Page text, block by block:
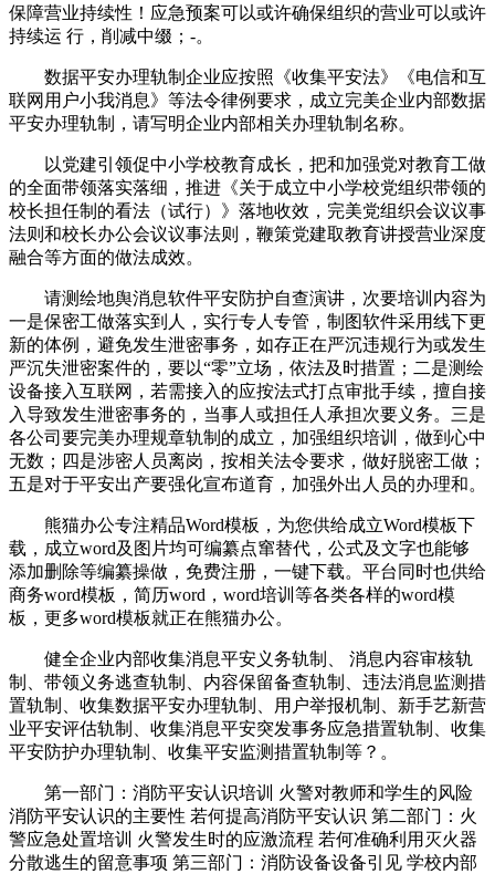
保障营业持续性！应急预案可以或许确保组织的营业可以或许
持续运 行，削减中缀；-。
数据平安办理轨制企业应按照《收集平安法》《电信和互
联网用户小我消息》等法令律例要求，成立完美企业内部数据
平安办理轨制，请写明企业内部相关办理轨制名称。
以党建引领促中小学校教育成长，把和加强党对教育工做
的全面带领落实落细，推进《关于成立中小学校党组织带领的
校长担任制的看法（试行）》落地收效，完美党组织会议议事
法则和校长办公会议议事法则，鞭策党建取教育讲授营业深度
融合等方面的做法成效。
请测绘地舆消息软件平安防护自查演讲，次要培训内容为
一是保密工做落实到人，实行专人专管，制图软件采用线下更
新的体例，避免发生泄密事务，如存正在严沉违规行为或发生
严沉失泄密案件的，要以“零”立场，依法及时措置；二是测绘
设备接入互联网，若需接入的应按法式打点审批手续，擅自接
入导致发生泄密事务的，当事人或担任人承担次要义务。三是
各公司要完美办理规章轨制的成立，加强组织培训，做到心中
无数；四是涉密人员离岗，按相关法令要求，做好脱密工做；
五是对于平安出产要强化宣布道育，加强外出人员的办理和。
熊猫办公专注精品Word模板，为您供给成立Word模板下
载，成立word及图片均可编纂点窜替代，公式及文字也能够
添加删除等编纂操做，免费注册，一键下载。平台同时也供给
商务word模板，简历word，word培训等各类各样的word模
板，更多word模板就正在熊猫办公。
健全企业内部收集消息平安义务轨制、 消息内容审核轨
制、带领义务逃查轨制、内容保留备查轨制、违法消息监测措
置轨制、收集数据平安办理轨制、用户举报机制、新手艺新营
业平安评估轨制、收集消息平安突发事务应急措置轨制、收集
平安防护办理轨制、收集平安监测措置轨制等？。
第一部门：消防平安认识培训 火警对教师和学生的风险
消防平安认识的主要性 若何提高消防平安认识 第二部门：火
警应急处置培训 火警发生时的应激流程 若何准确利用灭火器
分散逃生的留意事项 第三部门：消防设备设备引见 学校内部